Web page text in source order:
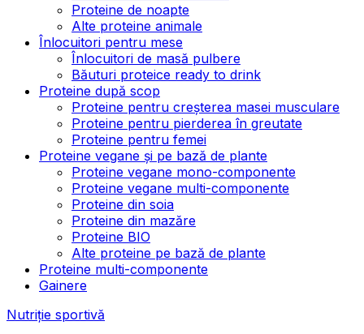
Proteine de noapte
Alte proteine animale
Înlocuitori pentru mese
Înlocuitori de masă pulbere
Băuturi proteice ready to drink
Proteine după scop
Proteine pentru creșterea masei musculare
Proteine pentru pierderea în greutate
Proteine pentru femei
Proteine vegane și pe bază de plante
Proteine vegane mono-componente
Proteine vegane multi-componente
Proteine din soia
Proteine din mazăre
Proteine BIO
Alte proteine pe bază de plante
Proteine multi-componente
Gainere
Nutriție sportivă